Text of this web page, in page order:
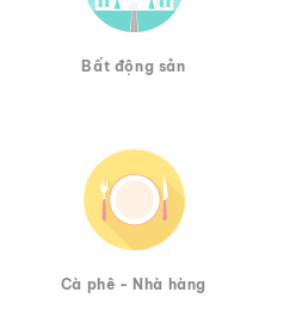
Bất động sản
Cà phê - Nhà hàng